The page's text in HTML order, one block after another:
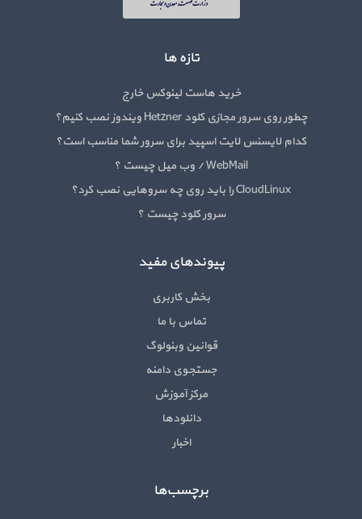
تازه ها
خرید هاست لینوکس خارج
چطور روی سرور مجازی کلود Hetzner ویندوز نصب کنیم؟
کدام لایسنس لایت اسپید برای سرور شما مناسب است؟
WebMail / وب میل چیست ؟
CloudLinux را باید روی چه سروهایی نصب کرد؟
سرور کلود چیست ؟
پیوندهای مفید
بخش کاربری
تماس با ما
قوانین وبنولوگ
جستجوی دامنه
مرکز آموزش
دانلودها
اخبار
برچسب‌ها